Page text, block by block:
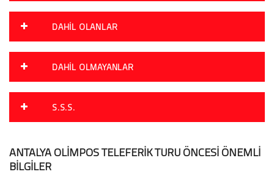
DAHIL OLANLAR
DAHIL OLMAYANLAR
S.S.S.
ANTALYA OLİMPOS TELEFERİK TURU ÖNCESİ ÖNEMLİ
BİLGİLER